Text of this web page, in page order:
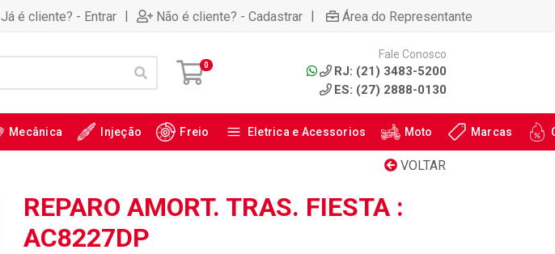
Já é cliente? - Entrar | Não é cliente? - Cadastrar | Área do Representante
0
Fale Conosco
RJ: (21) 3483-5200
ES: (27) 2888-0130
Mecânica Injeção Freio Eletrica e Acessorios Moto Marcas
VOLTAR
REPARO AMORT. TRAS. FIESTA :
AC8227DP